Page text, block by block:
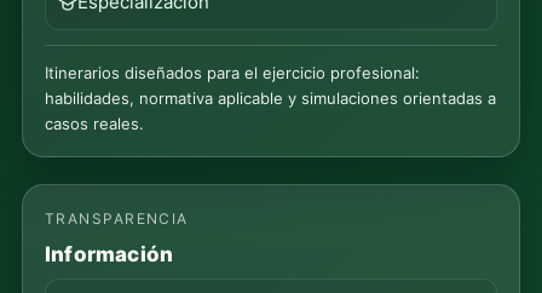
Itinerarios diseñados para el ejercicio profesional:
habilidades, normativa aplicable y simulaciones orientadas a
casos reales.
TRANSPARENCIA
Información